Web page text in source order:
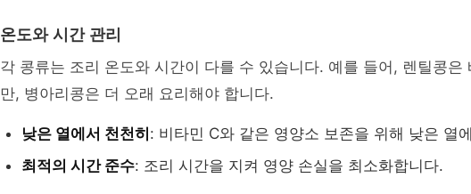
온도와 시간 관리
각 콩류는 조리 온도와 시간이 다를 수 있습니다. 예를 들어, 렌틸콩은
만, 병아리콩은 더 오래 요리해야 합니다.
낮은 열에서 천천히 : 비타민 C와 같은 영양소 보존을 위해 낮은 열
최적의 시간 준수: 조리 시간을 지켜 영양 손실을 최소화합니다.